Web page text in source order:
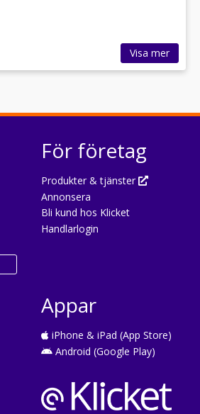
Visa mer
För företag
Produkter & tjänster
Annonsera
Bli kund hos Klicket
Handlarlogin
Appar
iPhone & iPad (App Store)
Android (Google Play)